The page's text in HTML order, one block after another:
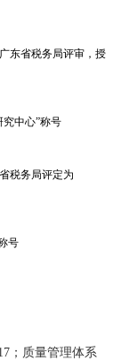
东省税务局评审，授
中心”称号
税务局评定为
号
；质量管理体系